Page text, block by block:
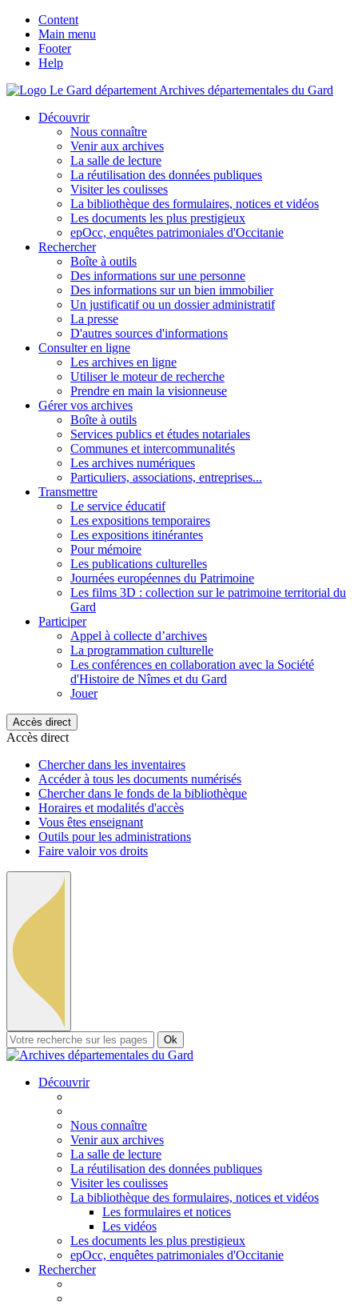
Content
Main menu
Footer
Help
Archives départementales du Gard
Découvrir
Nous connaître
Venir aux archives
La salle de lecture
La réutilisation des données publiques
Visiter les coulisses
La bibliothèque des formulaires, notices et vidéos
Les documents les plus prestigieux
epOcc, enquêtes patrimoniales d'Occitanie
Rechercher
Boîte à outils
Des informations sur une personne
Des informations sur un bien immobilier
Un justificatif ou un dossier administratif
La presse
D'autres sources d'informations
Consulter en ligne
Les archives en ligne
Utiliser le moteur de recherche
Prendre en main la visionneuse
Gérer vos archives
Boîte à outils
Services publics et études notariales
Communes et intercommunalités
Les archives numériques
Particuliers, associations, entreprises...
Transmettre
Le service éducatif
Les expositions temporaires
Les expositions itinérantes
Pour mémoire
Les publications culturelles
Journées européennes du Patrimoine
Les films 3D : collection sur le patrimoine territorial du
Gard
Participer
Appel à collecte d’archives
La programmation culturelle
Les conférences en collaboration avec la Société
d'Histoire de Nîmes et du Gard
Jouer
Accès direct
Accès direct
Chercher dans les inventaires
Accéder à tous les documents numérisés
Chercher dans le fonds de la bibliothèque
Horaires et modalités d'accès
Vous êtes enseignant
Outils pour les administrations
Faire valoir vos droits
Ok
Découvrir
Nous connaître
Venir aux archives
La salle de lecture
La réutilisation des données publiques
Visiter les coulisses
La bibliothèque des formulaires, notices et vidéos
Les formulaires et notices
Les vidéos
Les documents les plus prestigieux
epOcc, enquêtes patrimoniales d'Occitanie
Rechercher